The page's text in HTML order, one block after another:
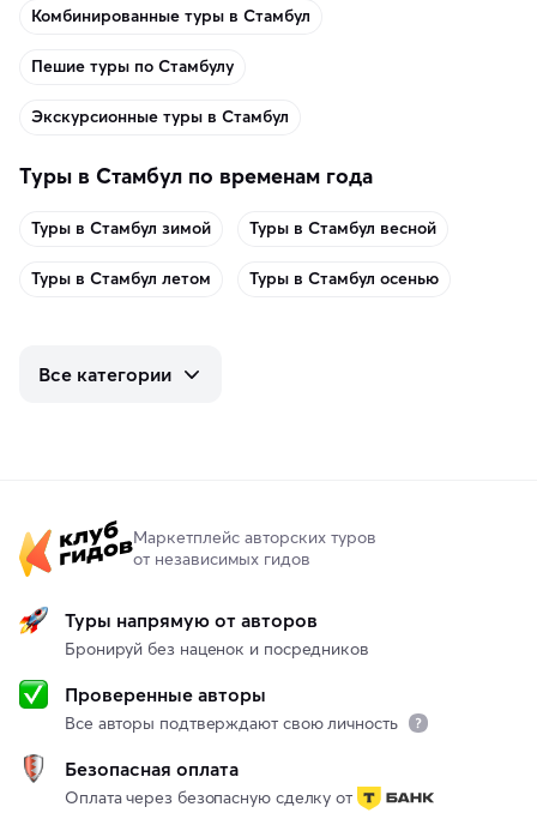
Комбинированные туры в Стамбул
Пешие туры по Стамбулу
Экскурсионные туры в Стамбул
Туры в Стамбул по временам года
Туры в Стамбул зимой Туры в Стамбул весной
Туры в Стамбул летом Туры в Стамбул осенью
Все категории
Маркетплейс авторских туров
от независимых гидов
Туры напрямую от авторов
Бронируй без наценок и посредников
Проверенные авторы
Все авторы подтверждают свою личность
Безопасная оплата
Оплата через безопасную сделку от